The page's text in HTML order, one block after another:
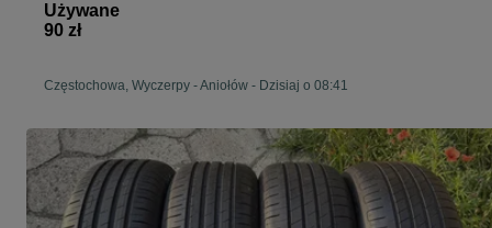
Używane
90 zł
Częstochowa, Wyczerpy - Aniołów - Dzisiaj o 08:41